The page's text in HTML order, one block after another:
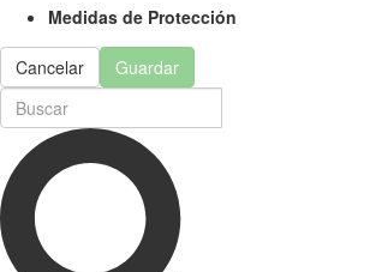
Medidas de Protección
Cancelar Guardar